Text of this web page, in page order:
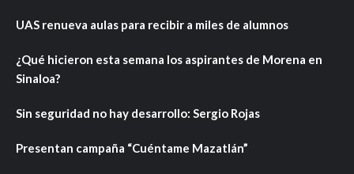
UAS renueva aulas para recibir a miles de alumnos
¿Qué hicieron esta semana los aspirantes de Morena en
Sinaloa?
Sin seguridad no hay desarrollo: Sergio Rojas
Presentan campaña “Cuéntame Mazatlán”